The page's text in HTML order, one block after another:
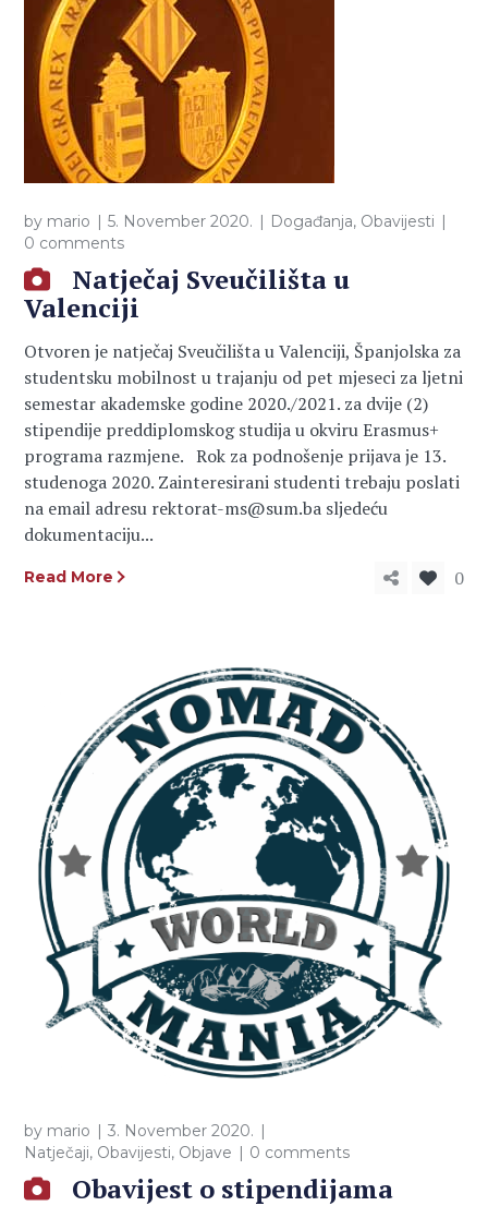
by mario 5. November 2020. Događanja, Obavijesti
0 comments
Natječaj Sveučilišta u
Valenciji
Otvoren je natječaj Sveučilišta u Valenciji, Španjolska za
studentsku mobilnost u trajanju od pet mjeseci za ljetni
semestar akademske godine 2020./2021. za dvije (2)
stipendije preddiplomskog studija u okviru Erasmus+
programa razmjene. Rok za podnošenje prijava je 13.
studenoga 2020. Zainteresirani studenti trebaju poslati
na email adresu rektorat-ms@sum.ba sljedeću
dokumentaciju...
Read More 0
by mario
3. November 2020.
Natječaji, Obavijesti, Objave 0 comments
Obavijest o stipendijama